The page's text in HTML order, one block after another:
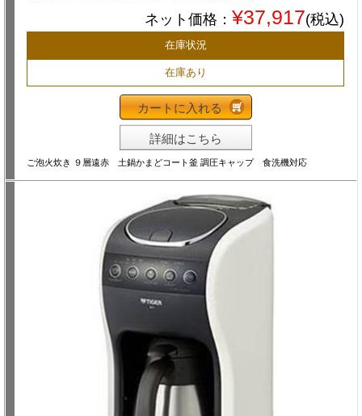
ネット価格： ¥37,917(税込)
在庫状況
在庫あり
カートに入れる
詳細はこちら
ご泡火炊き ９層遠赤 土鍋かまどコート釜 調圧キャップ 食洗機対応